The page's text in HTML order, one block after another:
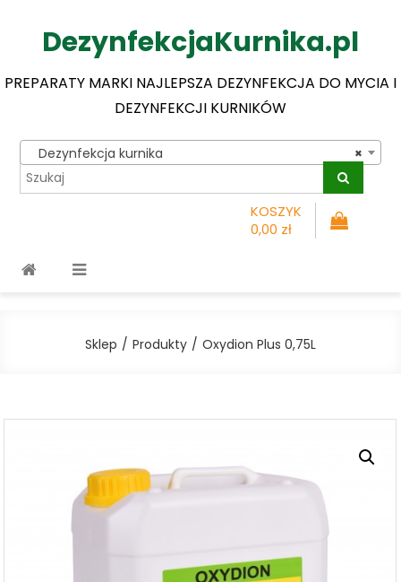
DezynfekcjaKurnika.pl
PREPARATY MARKI NAJLEPSZA DEZYNFEKCJA DO MYCIA I
DEZYNFEKCJI KURNIKÓW
×
Dezynfekcja kurnika
KOSZYK
0,00 zł
Sklep Produkty Oxydion Plus 0,75L